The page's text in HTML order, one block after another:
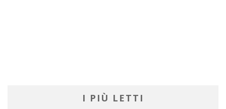
I PIÙ LETTI